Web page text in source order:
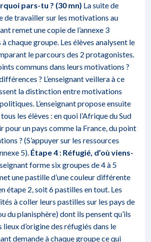
pars-tu ? (30 mn) La suite de
de travailler sur les motivations au
remet une copie de l’annexe 3
chaque groupe. Les élèves analysent le
le parcours des 2 protagonistes.
communs dans leurs motivations ?
? L’enseignant veillera à ce
la distinction entre motivations
L’enseignant propose ensuite
les élèves : en quoi l’Afrique du Sud
pour un pays comme la France, du point
? (S’appuyer sur les ressources
5). Étape 4 : Réfugié, d’où viens-
forme six groupes de 4 à 5
une pastille d’une couleur différente
étape 2, soit 6 pastilles en tout. Les
à coller leurs pastilles sur les pays de
du planisphère) dont ils pensent qu’ils
d’origine des réfugiés dans le
demande à chaque groupe ce qui